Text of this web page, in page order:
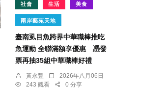
社會 生活 美食
兩岸藝苑天地
臺南虱目魚跨界中華職棒推吃
魚運動 全聯滿額享優惠 憑發
票再抽35組中華職棒好禮
黃永豐
2026年八月06日
243 觀看
0 分享